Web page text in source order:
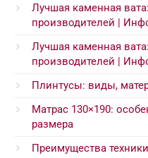
Лучшая каменная
производителей |
Лучшая каменная
производителей |
Плинтусы: виды,
Матрас 130×190:
размера
Преимущества